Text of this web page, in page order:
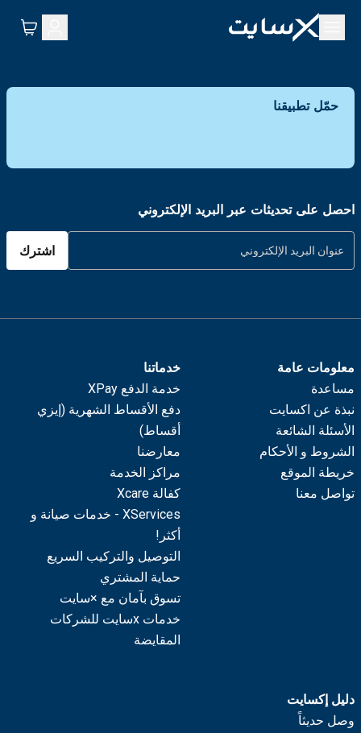
حمّل تطبيقنا
احصل على تحديثات عبر البريد الإلكتروني
اشترك
معلومات عامة
مساعدة
نبذة عن اكسايت
الأسئلة الشائعة
الشروط و الأحكام
خريطة الموقع
تواصل معنا
خدماتنا
خدمة الدفع XPay
دفع الأقساط الشهرية (إيزي
أقساط)
معارضنا
مراكز الخدمة
كفالة Xcare
XServices - خدمات صيانة و
أكثر!
التوصيل والتركيب السريع
حماية المشتري
تسوق بآمان مع ×سايت
خدمات xسايت للشركات
المقايضة
دليل إكسايت
وصل حديثاً